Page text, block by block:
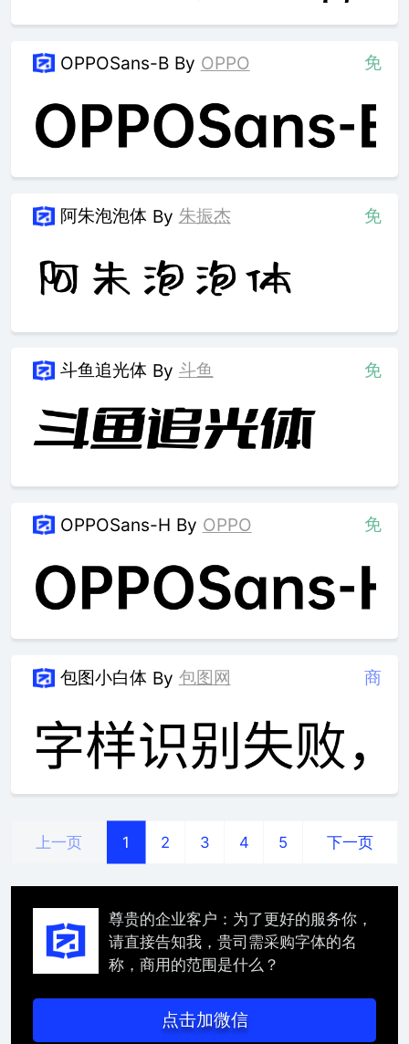
OPPOSans-B By OPPO 免
阿朱泡泡体 By 朱振杰 免
斗鱼追光体 By 斗鱼 免
OPPOSans-H By OPPO 免
包图小白体 By 包图网 商
上一页 1 2 3 4 5 下一页
尊贵的企业客户：为了更好的服务你，
请直接告知我，贵司需采购字体的名
称，商用的范围是什么？
点击加微信